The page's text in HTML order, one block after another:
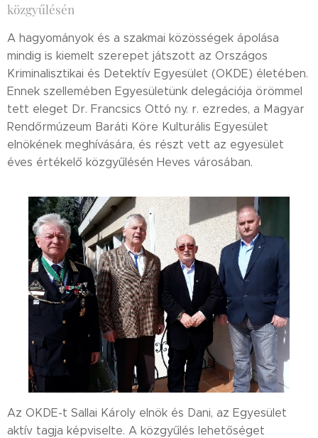
közgyűlésén
A hagyományok és a szakmai közösségek ápolása
mindig is kiemelt szerepet játszott az Országos
Kriminalisztikai és Detektív Egyesület (OKDE) életében.
Ennek szellemében Egyesületünk delegációja örömmel
tett eleget Dr. Francsics Ottó ny. r. ezredes, a Magyar
Rendőrmúzeum Baráti Köre Kulturális Egyesület
elnökének meghívására, és részt vett az egyesület
éves értékelő közgyűlésén Heves városában.
Az OKDE-t Sallai Károly elnök és Dani, az Egyesület
aktív tagja képviselte. A közgyűlés lehetőséget